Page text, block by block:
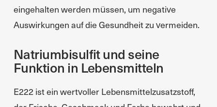
eingehalten werden müssen, um negative
Auswirkungen auf die Gesundheit zu vermeiden.
Natriumbisulfit und seine
Funktion in Lebensmitteln
E222 ist ein wertvoller Lebensmittelzusatzstoff,